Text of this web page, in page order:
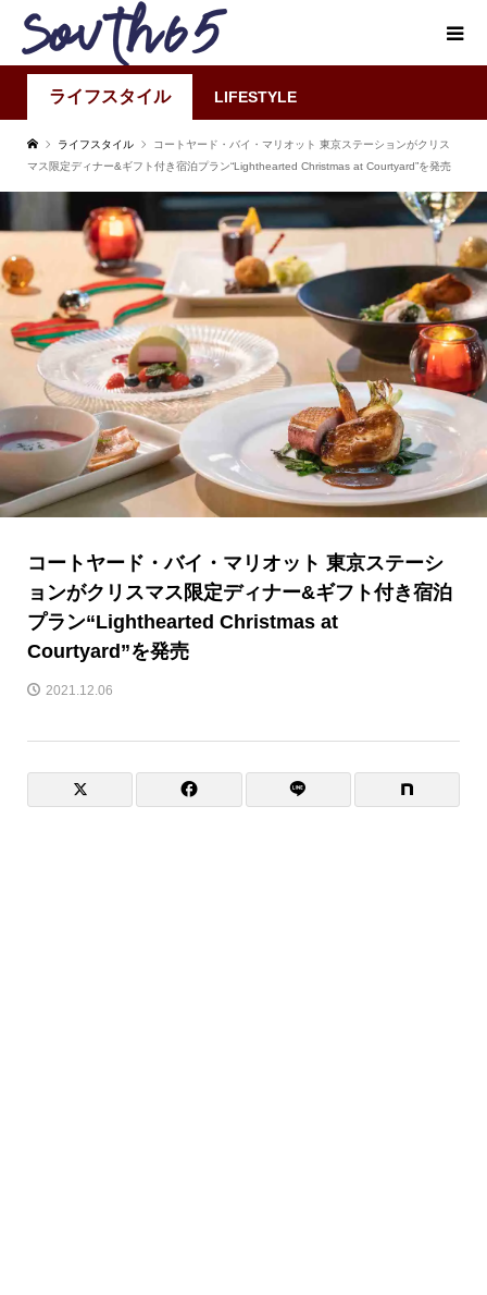
ライフスタイル LIFESTYLE
ライフスタイル
コートヤード・バイ・マリオット 東京ステーションがクリス
マス限定ディナー&ギフト付き宿泊プラン“Lighthearted Christmas at Courtyard”を発売
コートヤード・バイ・マリオット 東京ステーシ
ョンがクリスマス限定ディナー&ギフト付き宿泊
プラン“Lighthearted Christmas at
Courtyard”を発売
2021.12.06